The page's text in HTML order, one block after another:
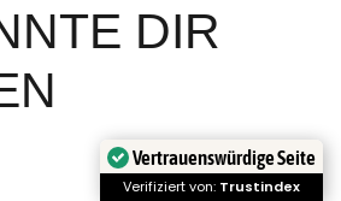
DIR
Vertrauenswürdige Seite
Verifiziert von: Trustindex